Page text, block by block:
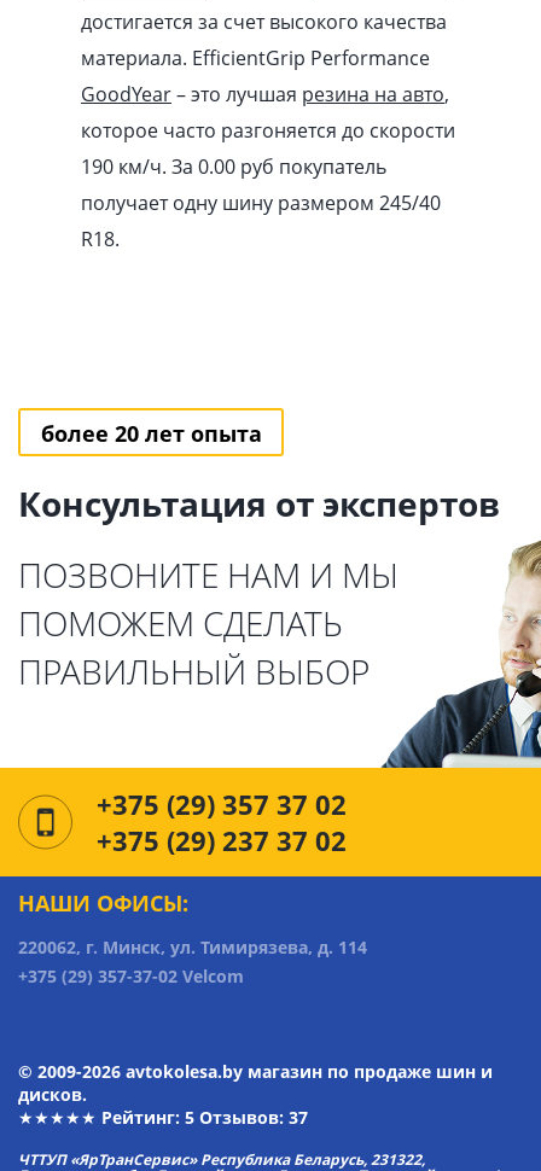
достигается за счет высокого качества
материала. EfficientGrip Performance
GoodYear– это лучшая резина на авто,
которое часто разгоняется до скорости
190 км/ч. За 0.00 pуб покупатель
получает одну шину размером 245/40
R18.
более 20 лет опыта
Консультация от экспертов
ПОЗВОНИТЕ НАМ И МЫ
ПОМОЖЕМ СДЕЛАТЬ
ПРАВИЛЬНЫЙ ВЫБОР
+375 (29) 357 37 02
+375 (29) 237 37 02
НАШИ ОФИСЫ:
220062, г. Минск, ул. Тимирязева, д. 114
+375 (29) 357-37-02 Velcom
© 2009-2026 avtokolesa.by магазин по продаже шин и
дисков.
★★★★★ Рейтинг: 5 Отзывов: 37
ЧТТУП «ЯрТранСервис» Республика Беларусь, 231322,